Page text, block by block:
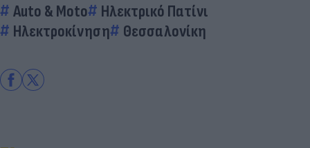
Auto & Moto
Ηλεκτρικό Πατίνι
Ηλεκτροκίνηση
Θεσσαλονίκη